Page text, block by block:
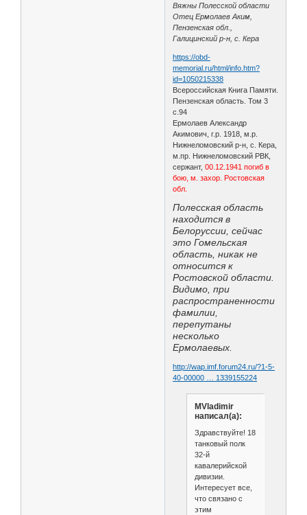
Вяжны Полесской области
Отец Ермолаев Аким,
Пензенская обл.,
Галицинский р-н, с. Кера
https://obd-
memorial.ru/html/info.htm?
id=1050215338
Всероссийская Книга Памяти.
Пензенская область. Том 3
с.94
Ермолаев Александр
Акимович, г.р. 1918, м.р.
Нижнеломовский р-н, с. Кера,
м.пр. Нижнеломовский РВК,
сержант,00.12.1941 погиб в
бою, м. захор. Ростовская
обл.
Полесская область
находится в
Белоруссии, сейчас
это Гомельская
область, никак не
относится к
Ростовской области.
Видимо, при
распространенности
фамилии,
перепутаны
несколько
Ермолаевых.
http://wap.imf.forum24.ru/?1-5-
40-00000 … 1339155224
MVladimir
написал(а):
Здравствуйте! 18
танковый полк
32-й
кавалерийской
дивизии.
Интересует все,
что связано с
этим